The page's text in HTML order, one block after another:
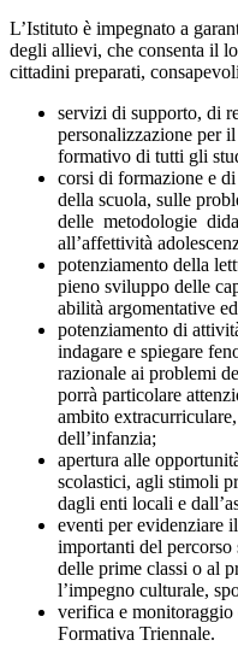
L’Istituto è impegnato a
degli allievi, che consenta il
cittadini preparati,
servizi di supporto, di
personalizzazione per
formativo di tutti gli
corsi di formazione e di
della scuola, sulle
delle metodologie
all’affettività
potenziamento della
pieno sviluppo delle
abilità argomentative
potenziamento di
indagare e spiegare
razionale ai problemi
porrà particolare
ambito extracurriculare,
dell’infanzia;
apertura alle
scolastici, agli stimoli
dagli enti locali e
eventi per evidenziare il
importanti del percorso
delle prime classi o al
l’impegno culturale,
verifica e monitoraggio
Formativa Triennale.